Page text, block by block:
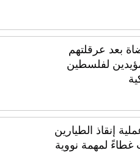
بعد عرقلتهم
لفلسطين
إنقاذ الطيارين
غطاءً لمهمة نووية